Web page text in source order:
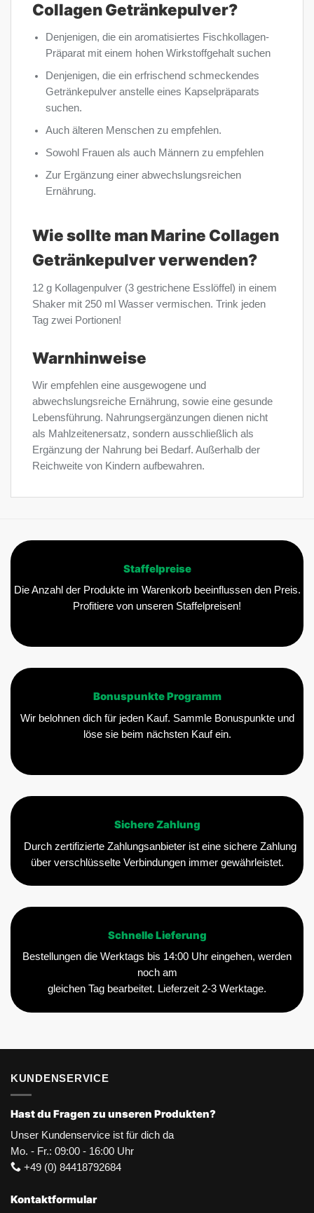
Collagen Getränkepulver?
Denjenigen, die ein aromatisiertes Fischkollagen-
Präparat mit einem hohen Wirkstoffgehalt suchen
Denjenigen, die ein erfrischend schmeckendes
Getränkepulver anstelle eines Kapselpräparats
suchen.
Auch älteren Menschen zu empfehlen.
Sowohl Frauen als auch Männern zu empfehlen
Zur Ergänzung einer abwechslungsreichen
Ernährung.
Wie sollte man Marine Collagen
Getränkepulver verwenden?
12 g Kollagenpulver (3 gestrichene Esslöffel) in einem
Shaker mit 250 ml Wasser vermischen. Trink jeden
Tag zwei Portionen!
Warnhinweise
Wir empfehlen eine ausgewogene und
abwechslungsreiche Ernährung, sowie eine gesunde
Lebensführung. Nahrungsergänzungen dienen nicht
als Mahlzeitenersatz, sondern ausschließlich als
Ergänzung der Nahrung bei Bedarf. Außerhalb der
Reichweite von Kindern aufbewahren.
Staffelpreise
Die Anzahl der Produkte im Warenkorb beeinflussen den Preis.
Profitiere von unseren Staffelpreisen!
Bonuspunkte Programm
Wir belohnen dich für jeden Kauf. Sammle Bonuspunkte und
löse sie beim nächsten Kauf ein.
Sichere Zahlung
Durch zertifizierte Zahlungsanbieter ist eine sichere Zahlung
über verschlüsselte Verbindungen immer gewährleistet.
Schnelle Lieferung
Bestellungen die Werktags bis 14:00 Uhr eingehen, werden
noch am
gleichen Tag bearbeitet. Lieferzeit 2-3 Werktage.
KUNDENSERVICE
Hast du Fragen zu unseren Produkten?
Unser Kundenservice ist für dich da
Mo. - Fr.: 09:00 - 16:00 Uhr
+49 (0) 84418792684
Kontaktformular